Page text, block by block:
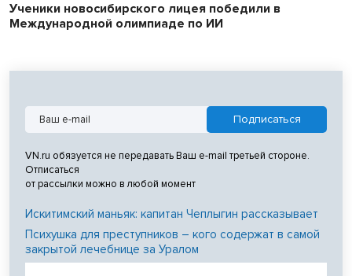
Ученики новосибирского лицея победили в
Международной олимпиаде по ИИ
VN.ru обязуется не передавать Ваш e-mail третьей стороне.
Отписаться
от рассылки можно в любой момент
Искитимский маньяк: капитан Чеплыгин рассказывает
Психушка для преступников – кого содержат в самой
закрытой лечебнице за Уралом